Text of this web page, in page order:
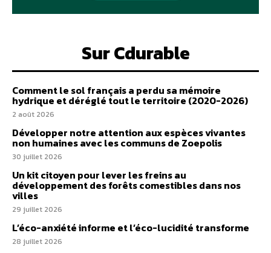
Sur Cdurable
Comment le sol français a perdu sa mémoire
hydrique et déréglé tout le territoire (2020-2026)
2 août 2026
Développer notre attention aux espèces vivantes
non humaines avec les communs de Zoepolis
30 juillet 2026
Un kit citoyen pour lever les freins au
développement des forêts comestibles dans nos
villes
29 juillet 2026
L’éco-anxiété informe et l’éco-lucidité transforme
28 juillet 2026